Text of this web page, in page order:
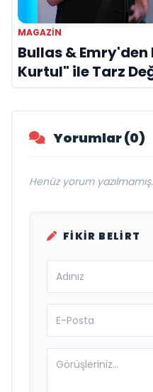
MAGAZIN
Bullas &
Kurtul" ile Tarz
Yorumlar (0)
Henüz yorum
FIKIR BELIRT